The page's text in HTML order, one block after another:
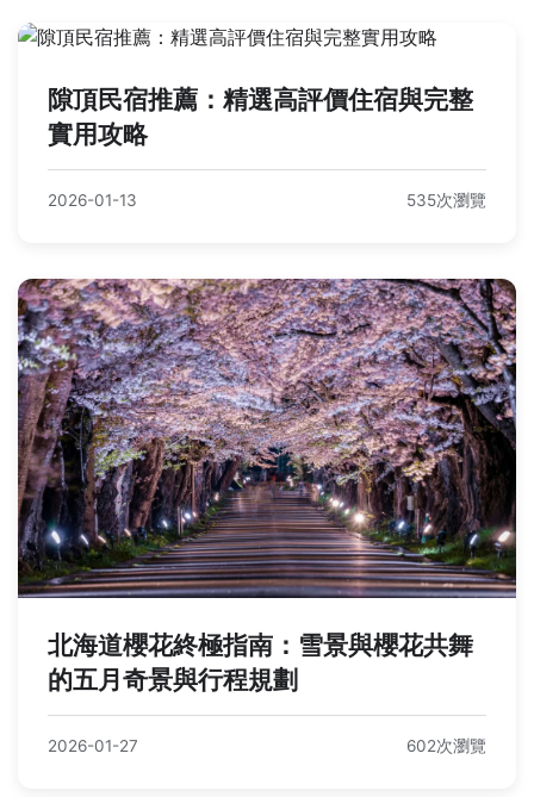
隙頂民宿推薦：精選高評價住宿與完整
實用攻略
2026-01-13 535次瀏覽
北海道櫻花終極指南：雪景與櫻花共舞
的五月奇景與行程規劃
2026-01-27 602次瀏覽